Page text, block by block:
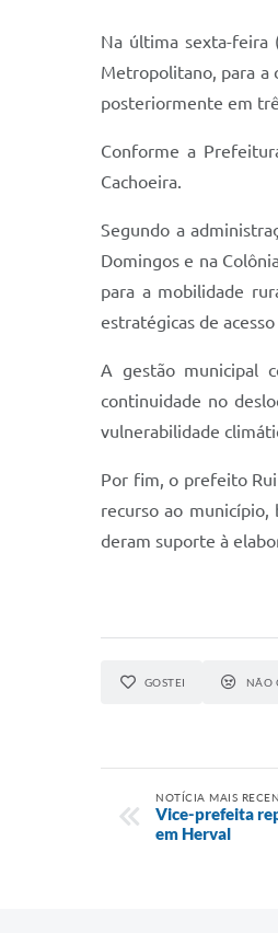
Na última sexta-feira
Metropolitano, para a
posteriormente em
Conforme a
Cachoeira.
Segundo a
Domingos e na
para a mobilidade
estratégicas de
A gestão municipal
continuidade no
vulnerabilidade
Por fim, o prefeito
recurso ao município,
deram suporte à
GOSTEI NÃO
NOTÍCIA MAIS
Vice-prefeita
em Herval